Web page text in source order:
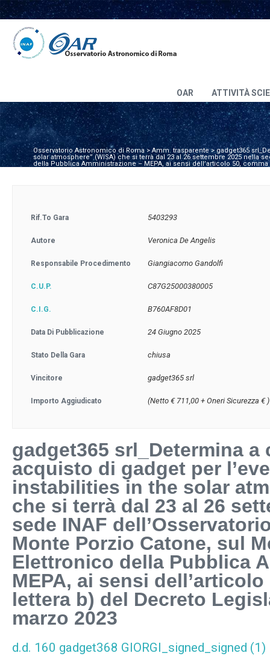
OAR ATTIVITÀ
Osservatorio Astronomico di Roma>Amm. trasparente>gadget365
solar atmosphere” (WISA) che si terrà dal 23 al 26 settembre 2025 nella
della Pubblica Amministrazione – MEPA, ai sensi dell’articolo 50,
Rif.to Gara 5403293
Autore Veronica De Angelis
Responsabile Procedimento Giangiacomo Gandolfi
C.U.P. C87G25000380005
C.I.G. B760AF8D01
Data Di Pubblicazione 24 Giugno 2025
Stato Della Gara chiusa
Vincitore gadget365 srl
Importo Aggiudicato (Netto € 711,00 + Oneri Sicurezza €
gadget365 srl_Determina a
acquisto di gadget per
instabilities in the solar
che si terrà dal 23 al 26
sede INAF
Monte Porzio Catone, sul
Elettronico della Pubblica
MEPA, ai sensi
lettera b) del Decreto
marzo 2023
d.d. 160 gadget368 GIORGI_signed_signed (1)